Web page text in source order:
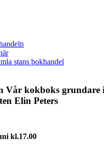
stans bokhandel
Vår kokboks grundare
Elin Peters
kl.17.00